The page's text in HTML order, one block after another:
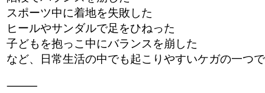
スポーツ中に着地を失敗した
ヒールやサンダルで足をひねった
子どもを抱っこ中にバランスを崩した
など、日常生活の中でも起こりやすいケガの一つ
⸻